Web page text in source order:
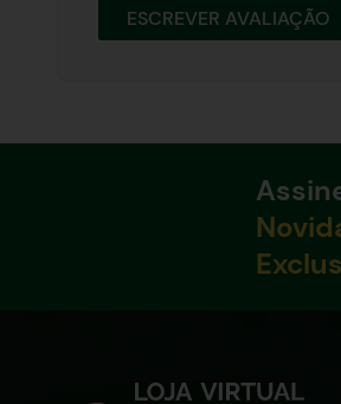
ESCREVER AVALIAÇÃO